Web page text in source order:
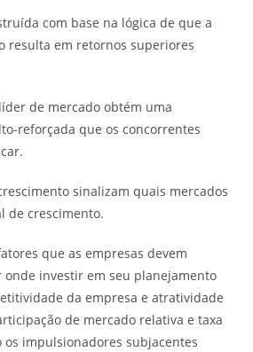
com base na lógica de que a
resulta em retornos superiores
de mercado obtém uma
reforçada que os concorrentes
sinalizam quais mercados
de crescimento.
que as empresas devem
investir em seu planejamento
da empresa e atratividade
de mercado relativa e taxa
os impulsionadores subjacentes